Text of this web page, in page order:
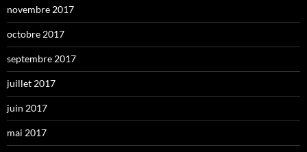
novembre 2017
octobre 2017
septembre 2017
juillet 2017
juin 2017
mai 2017